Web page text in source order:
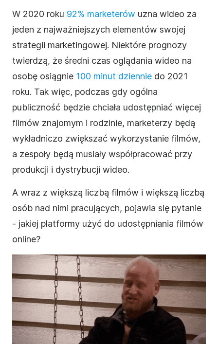
W 2020 roku 92% marketerów uzna wideo za
jeden z najważniejszych elementów swojej
strategii marketingowej. Niektóre prognozy
twierdzą, że średni czas oglądania wideo na
osobę osiągnie 100 minut dziennie do 2021
roku. Tak więc, podczas gdy ogólna
publiczność będzie chciała udostępniać więcej
filmów znajomym i rodzinie, marketerzy będą
wykładniczo zwiększać wykorzystanie filmów,
a zespoły będą musiały współpracować przy
produkcji i dystrybucji wideo.
A wraz z większą liczbą filmów i większą liczbą
osób nad nimi pracujących, pojawia się pytanie
- jakiej platformy użyć do udostępniania filmów
online?